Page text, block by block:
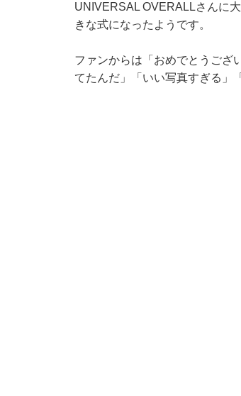
UNIVERSAL OVERALLさんに
きな式になったようです。
ファンからは「おめでとうござ
てたんだ」「いい写真すぎる」